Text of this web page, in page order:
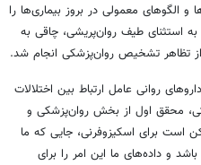
الگوهای معمولی در بروز بیماری‌ها را
طیف روان‌پریشی، چاقی به
تظاهر تشخیص روان‌پزشکی انجام شد.
روانی عامل ارتباط بین اختلالات
محقق اول از بخش روان‌پزشکی و
است برای اسکیزوفرنی، جایی که ما
و داده‌های ما این امر را برای